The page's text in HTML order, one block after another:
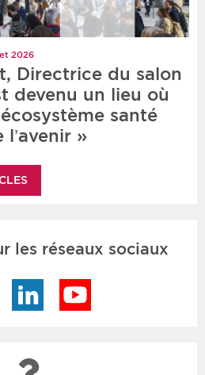
2026
Directrice du salon
devenu un lieu où
santé
»
les réseaux sociaux
Twitter LinkedIn